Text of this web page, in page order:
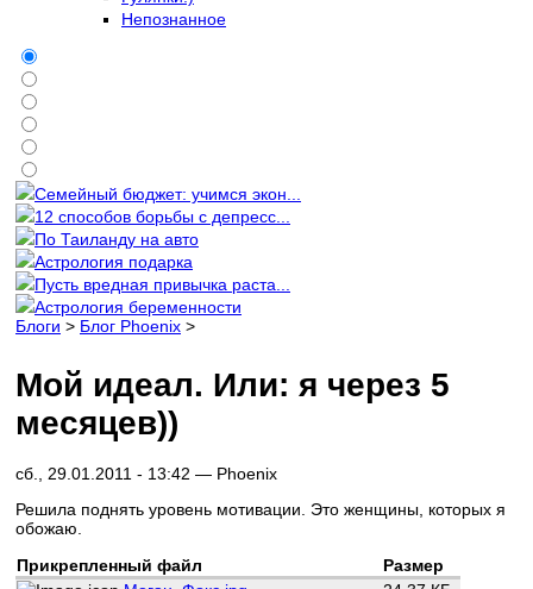
Непознанное
Семейный бюджет: учимся экон...
12 способов борьбы с депресс...
По Таиланду на авто
Астрология подарка
Пусть вредная привычка раста...
Астрология беременности
Блоги > Блог Phoenix >
Мой идеал. Или: я через 5
месяцев))
сб., 29.01.2011 - 13:42 — Phoenix
Решила поднять уровень мотивации. Это женщины, которых я
обожаю.
Прикрепленный файл
Размер